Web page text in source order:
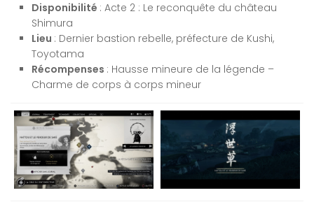
Disponibilité : Acte 2 : Le reconquête du château
Shimura
Lieu : Dernier bastion rebelle, préfecture de Kushi,
Toyotama
Récompenses : Hausse mineure de la légende –
Charme de corps à corps mineur